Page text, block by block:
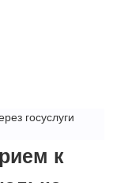
госуслуги
к